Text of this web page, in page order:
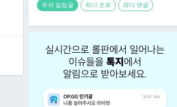
푸쉬 알림글 최다 조회 최다 댓글